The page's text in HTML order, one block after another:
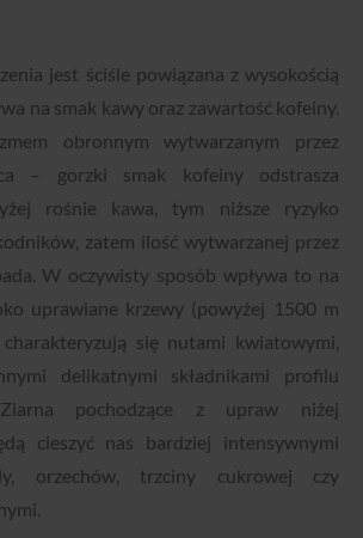
jest ściśle powiązana z wysokością
na smak kawy oraz zawartość kofeiny.
obronnym wytwarzanym przez
– gorzki smak kofeiny odstrasza
rośnie kawa, tym niższe ryzyko
zatem ilość wytwarzanej przez
W oczywisty sposób wpływa to na
uprawiane krzewy (powyżej 1500 m
charakteryzują się nutami kwiatowymi,
delikatnymi składnikami profilu
Ziarna pochodzące z upraw niżej
cieszyć nas bardziej intensywnymi
orzechów, trzciny cukrowej czy